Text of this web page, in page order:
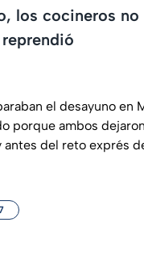
los cocineros no
el desayuno en
porque ambos
antes del reto exprés